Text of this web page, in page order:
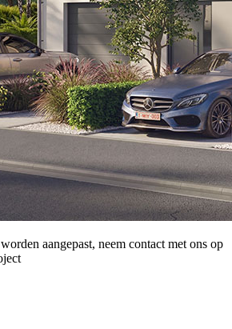
aangepast, neem contact met ons op